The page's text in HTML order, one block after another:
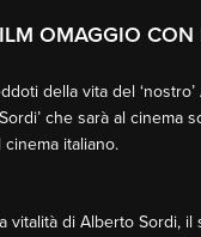
OMAGGIO
della vita del
che sarà al
italiano.
di Alberto Sordi,